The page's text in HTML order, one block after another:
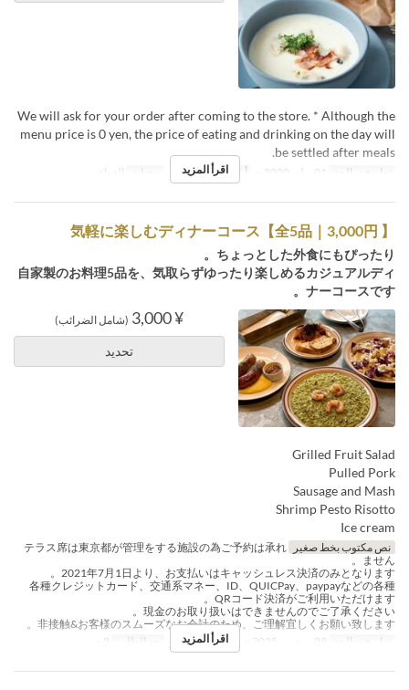
We will ask for your order after coming to the store. * Although the
menu price is 0 yen, the price of eating and drinking on the day will
be settled after meals.
تواريخ صالحة أيام ن, ث, ر, خ, ج وجبات الغداء اقرأ المزيد
気軽に楽しむディナーコース【全5品｜3,000円 】
ちょっとした外食にもぴったり。
自家製のお料理5品を、気取らずゆったり楽しめるカジュアルディ
ナーコースです。
¥ 3,000 (شامل الضرائب)
تحديد
Grilled Fruit Salad
Pulled Pork
Sausage and Mash
Shrimp Pesto Risotto
Ice cream
نص مكتوب بخط صغير
テラス席は東京都が管理をする施設の為ご予約は承れ
ません。
2021年7月1日より、お支払いはキャッシュレス決済のみとなります。
各種クレジットカード、交通系マネー、ID、QUICPay、paypayなどの各種
QRコード決済がご利用いただけます。
現金のお取り扱いはできませんのでご了承ください。
非接触&お客様のスムーズなお会計のため、ご理解宜しくお願い致します。
تواريخ صالحة
وجبات العشاء حد الطلب اقرأ المزيد